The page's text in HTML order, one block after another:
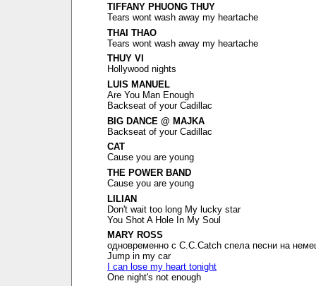
TIFFANY PHUONG THUY
Tears wont wash away my heartache
THAI THAO
Tears wont wash away my heartache
THUY VI
Hollywood nights
LUIS MANUEL
Are You Man Enough
Backseat of your Cadillac
BIG DANCE @ MAJKA
Backseat of your Cadillac
CAT
Cause you are young
THE POWER BAND
Cause you are young
LILIAN
Don't wait too long My lucky star
You Shot A Hole In My Soul
MARY ROSS
одновременно с C.C.Catch спела песни на
Jump in my car
I can lose my heart tonight
One night's not enough